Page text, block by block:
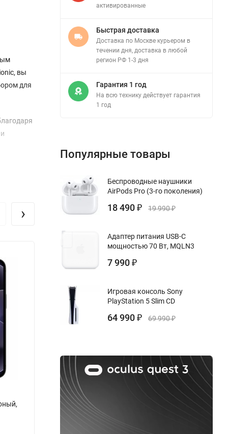
вы
для
24 Мп
Apple iPhone 17e 512 ГБ, Soft Pink,
›
активированные
Быстрая доставка
Доставка по Москве курьером в
течении дня, доставка в любой
регион РФ 1-3 дня
Гарантия 1 год
На всю технику действует гарантия
1 год
Популярные товары
Беспроводные наушники
AirPods Pro (3-го поколения)
18 490 ₽ 19 990₽
Адаптер питания USB-C
мощностью 70 Вт, MQLN3
7 990 ₽
Игровая консоль Sony
PlayStation 5 Slim CD
64 990 ₽ 69 990₽